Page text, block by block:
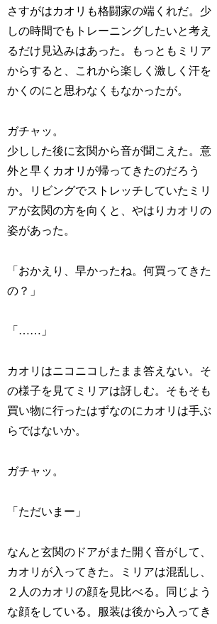
さすがはカオリも格闘家の端くれだ。少
しの時間でもトレーニングしたいと考え
るだけ見込みはあった。もっともミリア
からすると、これから楽しく激しく汗を
かくのにと思わなくもなかったが。
ガチャッ。
少しした後に玄関から音が聞こえた。意
外と早くカオリが帰ってきたのだろう
か。リビングでストレッチしていたミリ
アが玄関の方を向くと、やはりカオリの
姿があった。
「おかえり、早かったね。何買ってきた
の？」
「……」
カオリはニコニコしたまま答えない。そ
の様子を見てミリアは訝しむ。そもそも
買い物に行ったはずなのにカオリは手ぶ
らではないか。
ガチャッ。
「ただいまー」
なんと玄関のドアがまた開く音がして、
カオリが入ってきた。ミリアは混乱し、
２人のカオリの顔を見比べる。同じよう
な顔をしている。服装は後から入ってき